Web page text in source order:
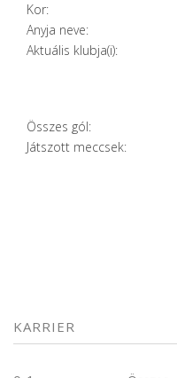
Kor:
Anyja neve:
Aktuális klubja(i):
Összes gól:
Játszott meccsek:
KARRIER